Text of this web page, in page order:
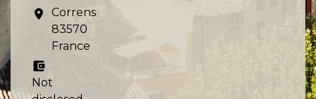
location_on
Correns
83570
France
account_balance_wallet
Not